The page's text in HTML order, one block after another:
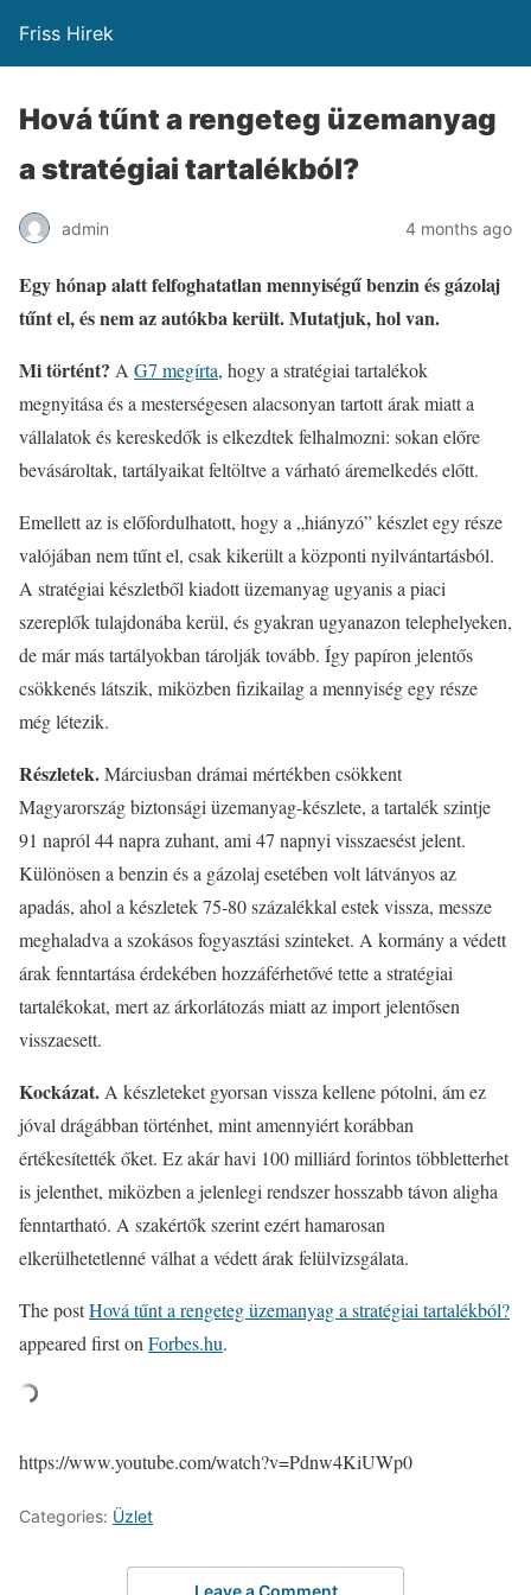
Friss Hirek
Hová tűnt a rengeteg üzemanyag
a stratégiai tartalékból?
admin 4 months ago
Egy hónap alatt felfoghatatlan mennyiségű benzin és gázolaj
tűnt el, és nem az autókba került. Mutatjuk, hol van.
Mi történt? A G7 megírta, hogy a stratégiai tartalékok
megnyitása és a mesterségesen alacsonyan tartott árak miatt a
vállalatok és kereskedők is elkezdtek felhalmozni: sokan előre
bevásároltak, tartályaikat feltöltve a várható áremelkedés előtt.
Emellett az is előfordulhatott, hogy a „hiányzó” készlet egy része
valójában nem tűnt el, csak kikerült a központi nyilvántartásból.
A stratégiai készletből kiadott üzemanyag ugyanis a piaci
szereplők tulajdonába kerül, és gyakran ugyanazon telephelyeken,
de már más tartályokban tárolják tovább. Így papíron jelentős
csökkenés látszik, miközben fizikailag a mennyiség egy része
még létezik.
Részletek.Márciusban drámai mértékben csökkent
Magyarország biztonsági üzemanyag-készlete, a tartalék szintje
91 napról 44 napra zuhant, ami 47 napnyi visszaesést jelent.
Különösen a benzin és a gázolaj esetében volt látványos az
apadás, ahol a készletek 75-80 százalékkal estek vissza, messze
meghaladva a szokásos fogyasztási szinteket. A kormány a védett
árak fenntartása érdekében hozzáférhetővé tette a stratégiai
tartalékokat, mert az árkorlátozás miatt az import jelentősen
visszaesett.
Kockázat. A készleteket gyorsan vissza kellene pótolni, ám ez
jóval drágábban történhet, mint amennyiért korábban
értékesítették őket. Ez akár havi 100 milliárd forintos többletterhet
is jelenthet, miközben a jelenlegi rendszer hosszabb távon aligha
fenntartható. A szakértők szerint ezért hamarosan
elkerülhetetlenné válhat a védett árak felülvizsgálata.
The postHová tűnt a rengeteg üzemanyag a stratégiai tartalékból?
appeared first on Forbes.hu.
https://www.youtube.com/watch?v=Pdnw4KiUWp0
Categories: Üzlet
Leave a Comment